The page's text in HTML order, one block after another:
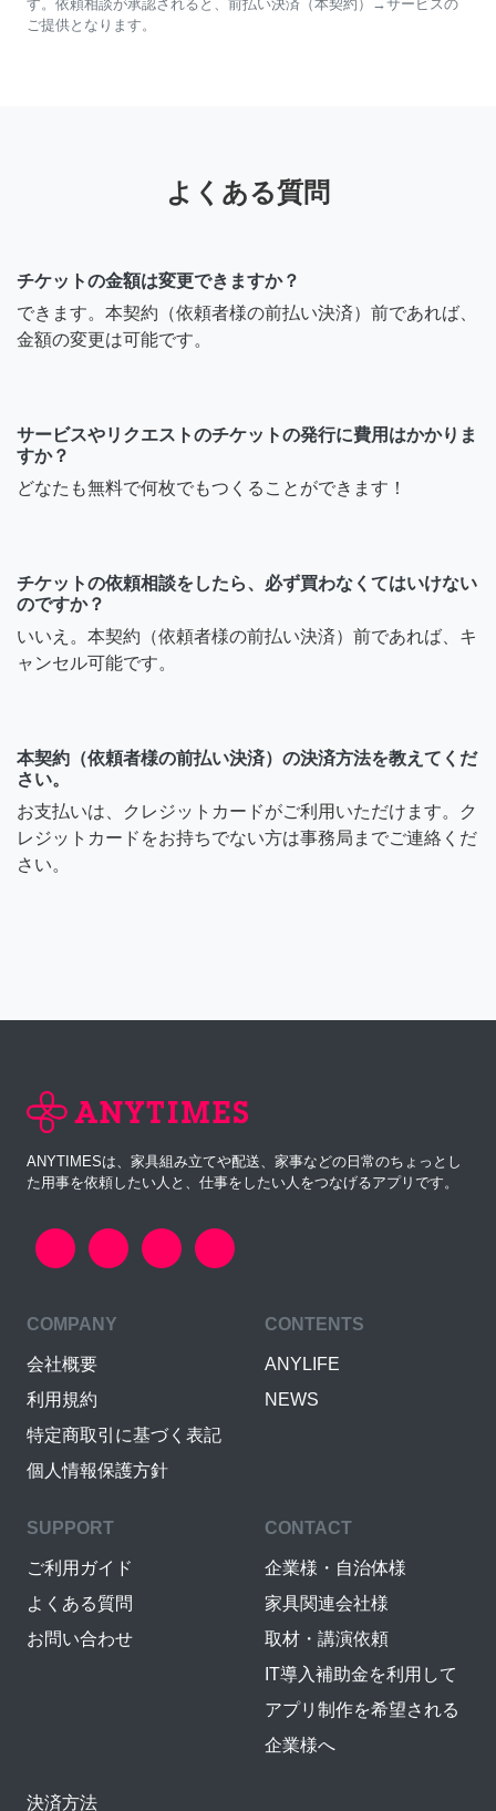
す。依頼相談が承認されると、前払い決済（本契約）→サービスの
ご提供となります。
よくある質問
チケットの金額は変更できますか？
できます。本契約（依頼者様の前払い決済）前であれば、
金額の変更は可能です。
サービスやリクエストのチケットの発行に費用はかかりま
すか？
どなたも無料で何枚でもつくることができます！
チケットの依頼相談をしたら、必ず買わなくてはいけない
のですか？
いいえ。本契約（依頼者様の前払い決済）前であれば、キ
ャンセル可能です。
本契約（依頼者様の前払い決済）の決済方法を教えてくだ
さい。
お支払いは、クレジットカードがご利用いただけます。ク
レジットカードをお持ちでない方は事務局までご連絡くだ
さい。
ANYTIMESは、家具組み立てや配送、家事などの日常のちょっとし
た用事を依頼したい人と、仕事をしたい人をつなげるアプリです。
COMPANY
会社概要
利用規約
特定商取引に基づく表記
個人情報保護方針
CONTENTS
ANYLIFE
NEWS
SUPPORT
ご利用ガイド
よくある質問
お問い合わせ
CONTACT
企業様・自治体様
家具関連会社様
取材・講演依頼
IT導入補助金を利用して
アプリ制作を希望される
企業様へ
決済方法